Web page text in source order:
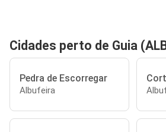
Cidades perto de Guia
Pedra de Escorregar
Albufeira